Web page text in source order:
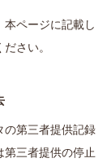
ページに記載し
さい。
の第三者提供記録
三者提供の停止